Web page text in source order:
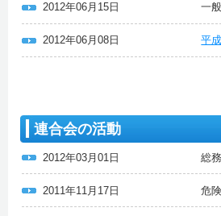
2012年06月15日 一
2012年06月08日 平
連合会の活動
2012年03月01日 総
2011年11月17日 危